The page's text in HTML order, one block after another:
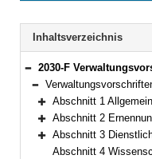
BAYERN.RECHT
letzten
Suche
Navigation
Inhaltsverzeichnis
Bereich reduzieren
2030-F Verwaltungsvorschriften zum Beamtenrecht (VV-BeamtR)
Bereich reduzieren
Bereich erweitern
Abschnitt 1
Bereich erweitern
Abschnitt 2
Bereich erweitern
Abschnitt 3 Dienstliche
Abschnitt 4